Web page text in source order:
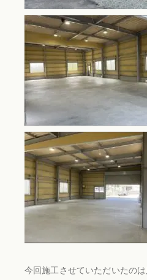
今回施工させていただいたの